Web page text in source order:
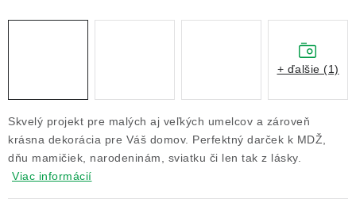
Skvelý projekt pre malých aj veľkých umelcov a zároveň
krásna dekorácia pre Váš domov. Perfektný darček k MDŽ,
dňu mamičiek, narodeninám, sviatku či len tak z lásky.
Viac informácií
+ ďalšie (1)